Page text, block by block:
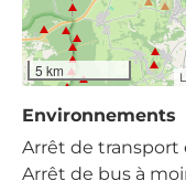
5 km
Environnements
Arrêt de transport
Arrêt de bus à